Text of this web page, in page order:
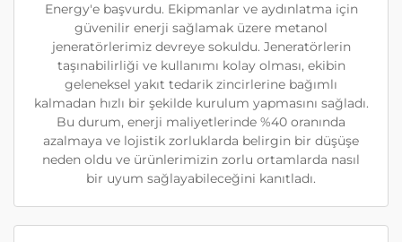
Energy'e başvurdu. Ekipmanlar ve aydınlatma için
güvenilir enerji sağlamak üzere metanol
jeneratörlerimiz devreye sokuldu. Jeneratörlerin
taşınabilirliği ve kullanımı kolay olması, ekibin
geleneksel yakıt tedarik zincirlerine bağımlı
kalmadan hızlı bir şekilde kurulum yapmasını sağladı.
Bu durum, enerji maliyetlerinde %40 oranında
azalmaya ve lojistik zorluklarda belirgin bir düşüşe
neden oldu ve ürünlerimizin zorlu ortamlarda nasıl
bir uyum sağlayabileceğini kanıtladı.